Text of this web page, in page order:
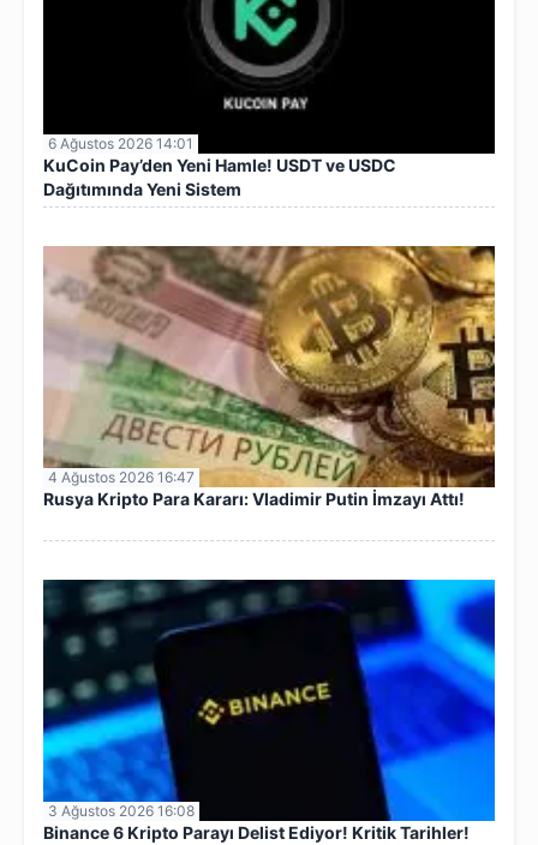
6 Ağustos 2026 14:01
KuCoin Pay’den Yeni Hamle! USDT ve USDC
Dağıtımında Yeni Sistem
4 Ağustos 2026 16:47
Rusya Kripto Para Kararı: Vladimir Putin İmzayı Attı!
3 Ağustos 2026 16:08
Binance 6 Kripto Parayı Delist Ediyor! Kritik Tarihler!